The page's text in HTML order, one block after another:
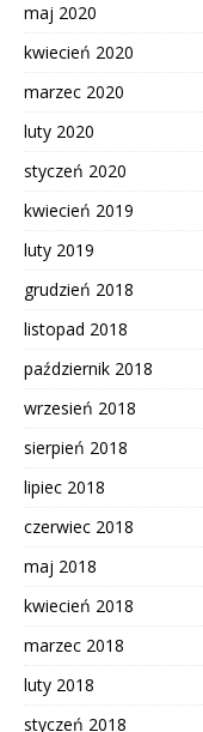
maj 2020
kwiecień 2020
marzec 2020
luty 2020
styczeń 2020
kwiecień 2019
luty 2019
grudzień 2018
listopad 2018
październik 2018
wrzesień 2018
sierpień 2018
lipiec 2018
czerwiec 2018
maj 2018
kwiecień 2018
marzec 2018
luty 2018
styczeń 2018